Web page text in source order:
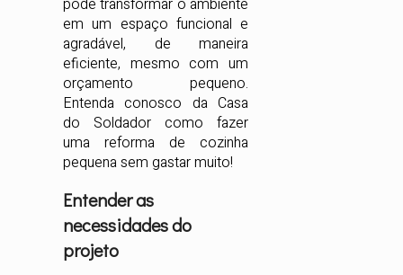
em um espaço funcional e
agradável, de maneira
eficiente, mesmo com um
orçamento pequeno.
Entenda conosco da Casa
do Soldador como fazer
uma reforma de cozinha
pequena sem gastar muito!
Entender as
necessidades do
projeto